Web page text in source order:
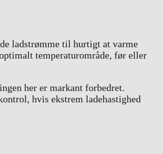
ladstrømme til hurtigt at varme
temperaturområde, før eller
her er markant forbedret.
hvis ekstrem ladehastighed